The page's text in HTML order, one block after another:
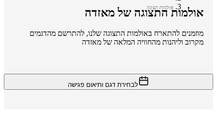
אולמות תצוגה
אולמות התצוגה של מאזדה
מוזמנים להתארח באולמות התצוגה שלנו, להתרשם מהדגמים
מקרוב וליהנות מהחוויה המלאה של מאזדה
לבחירת דגם ותיאום פגישה